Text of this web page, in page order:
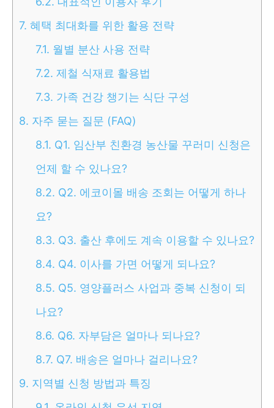
7. 혜택 최대화를 위한 활용 전략
7.1. 월별 분산 사용 전략
7.2. 제철 식재료 활용법
7.3. 가족 건강 챙기는 식단 구성
8. 자주 묻는 질문 (FAQ)
8.1. Q1. 임산부 친환경 농산물 꾸러미 신청은
언제 할 수 있나요?
8.2. Q2. 에코이몰 배송 조회는 어떻게 하나
요?
8.3. Q3. 출산 후에도 계속 이용할 수 있나요?
8.4. Q4. 이사를 가면 어떻게 되나요?
8.5. Q5. 영양플러스 사업과 중복 신청이 되
나요?
8.6. Q6. 자부담은 얼마나 되나요?
8.7. Q7. 배송은 얼마나 걸리나요?
9. 지역별 신청 방법과 특징